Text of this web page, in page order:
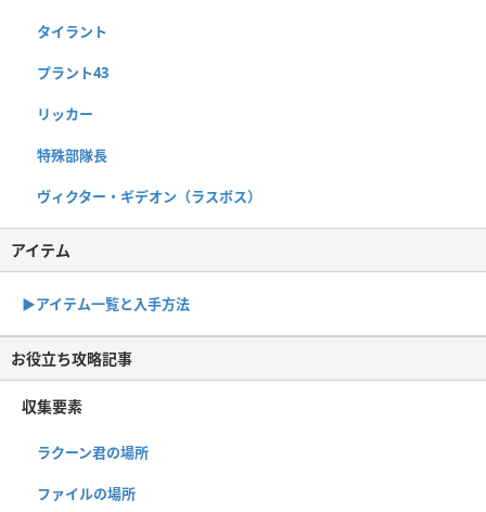
タイラント
プラント43
リッカー
特殊部隊長
ヴィクター・ギデオン（ラスボス）
アイテム
▶︎アイテム一覧と入手方法
お役立ち攻略記事
収集要素
ラクーン君の場所
ファイルの場所